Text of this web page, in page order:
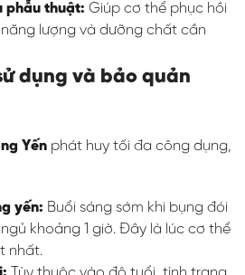
phẫu thuật: Giúp cơ thể phục hồi
lượng và dưỡng chất cần
dụng và bảo quản
Yến phát huy tối đa công dụng,
yến: Buổi sáng sớm khi bụng đói
khoảng 1 giờ. Đây là lúc cơ thể
nhất.